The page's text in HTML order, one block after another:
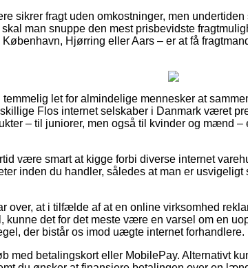
sikrer fragt uden omkostninger, men
man snuppe den mest prisbevidste
Hjørring eller Aars – er at få
temmelig let for almindelige mennesker at
Flos internet selskaber i Danmark været
– til juniorer, men også til kvinder og mænd
være smart at kigge forbi diverse internet
inden du handler, således at man er
over, at i tilfælde af at en online virksomhed
kunne det for det meste være en varsel om en
der bistår os imod uægte internet forhandlere.
med betalingskort eller MobilePay. Alternativt